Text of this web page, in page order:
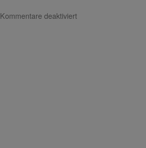
Kommentare deaktiviertfür